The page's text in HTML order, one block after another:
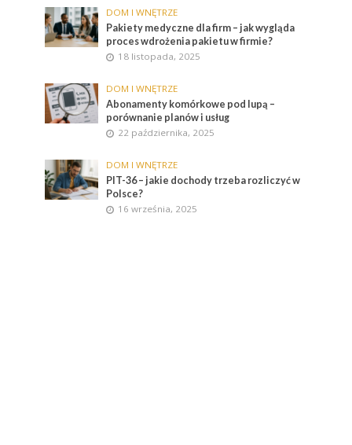
DOM I WNĘTRZE
Pakiety medyczne dla firm – jak wygląda
proces wdrożenia pakietu w firmie?
18 listopada, 2025
DOM I WNĘTRZE
Abonamenty komórkowe pod lupą –
porównanie planów i usług
22 października, 2025
DOM I WNĘTRZE
PIT-36 – jakie dochody trzeba rozliczyć w
Polsce?
16 września, 2025